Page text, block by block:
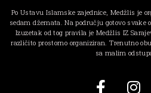
Po Ustavu Islamske zajednice, Medžlis je
sedam džemata. Na području gotovo svake
Izuzetak od tog pravila je Medžlis IZ
različito prostorno organiziran. Trenutno
sa malim